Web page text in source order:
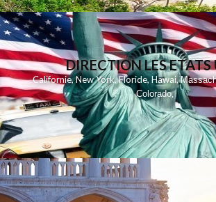
DIRECTION LES ETATS
Californie,New York,Floride,Hawai,
Colorado,